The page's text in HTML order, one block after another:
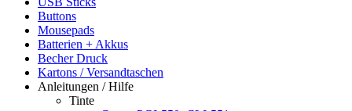
Buttons
Mousepads
Batterien + Akkus
Becher Druck
Kartons / Versandtaschen
Anleitungen / Hilfe
Tinte